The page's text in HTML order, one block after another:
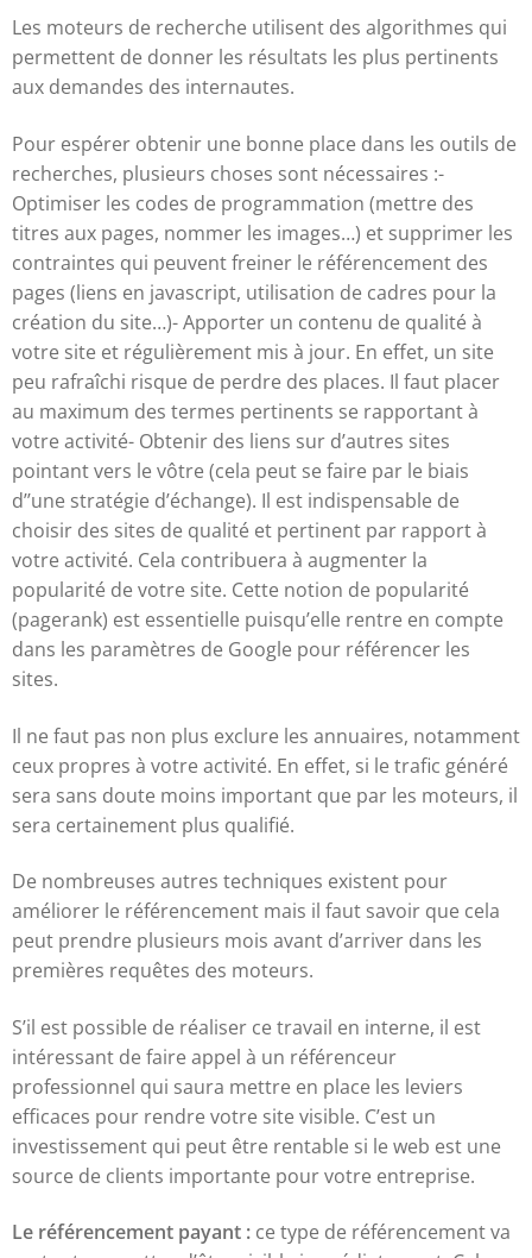
Les moteurs de recherche utilisent des algorithmes qui
permettent de donner les résultats les plus pertinents
aux demandes des internautes.
Pour espérer obtenir une bonne place dans les outils de
recherches, plusieurs choses sont nécessaires :-
Optimiser les codes de programmation (mettre des
titres aux pages, nommer les images…) et supprimer les
contraintes qui peuvent freiner le référencement des
pages (liens en javascript, utilisation de cadres pour la
création du site…)- Apporter un contenu de qualité à
votre site et régulièrement mis à jour. En effet, un site
peu rafraîchi risque de perdre des places. Il faut placer
au maximum des termes pertinents se rapportant à
votre activité- Obtenir des liens sur d’autres sites
pointant vers le vôtre (cela peut se faire par le biais
d’’une stratégie d’échange). Il est indispensable de
choisir des sites de qualité et pertinent par rapport à
votre activité. Cela contribuera à augmenter la
popularité de votre site. Cette notion de popularité
(pagerank) est essentielle puisqu’elle rentre en compte
dans les paramètres de Google pour référencer les
sites.
Il ne faut pas non plus exclure les annuaires, notamment
ceux propres à votre activité. En effet, si le trafic généré
sera sans doute moins important que par les moteurs, il
sera certainement plus qualifié.
De nombreuses autres techniques existent pour
améliorer le référencement mais il faut savoir que cela
peut prendre plusieurs mois avant d’arriver dans les
premières requêtes des moteurs.
S’il est possible de réaliser ce travail en interne, il est
intéressant de faire appel à un référenceur
professionnel qui saura mettre en place les leviers
efficaces pour rendre votre site visible. C’est un
investissement qui peut être rentable si le web est une
source de clients importante pour votre entreprise.
Le référencement payant : ce type de référencement va